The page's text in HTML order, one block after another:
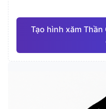
Tạo hình xăm